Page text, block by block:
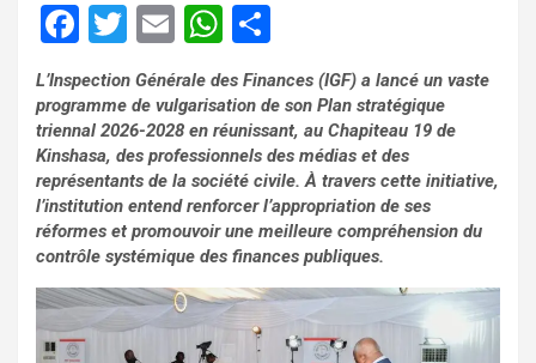
F
ce
b
o
o
k
T
wi
tt
er
E
m
ail
W
at
s
A
p
p
ta
g
er
L’Inspection Générale des Finances (IGF) a lancé un vaste
programme de vulgarisation de son Plan stratégique
triennal 2026-2028 en réunissant, au Chapiteau 19 de
Kinshasa, des professionnels des médias et des
représentants de la société civile. À travers cette initiative,
l’institution entend renforcer l’appropriation de ses
réformes et promouvoir une meilleure compréhension du
contrôle systémique des finances publiques.